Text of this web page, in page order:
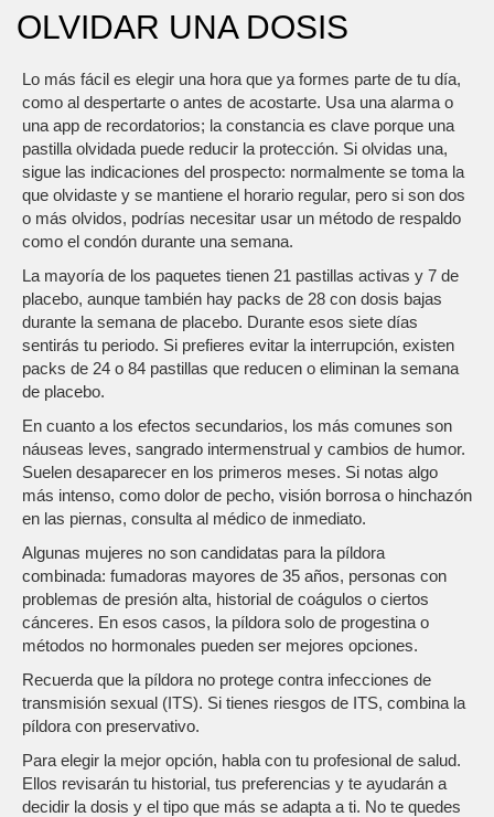
OLVIDAR UNA DOSIS
Lo más fácil es elegir una hora que ya formes parte de tu día,
como al despertarte o antes de acostarte. Usa una alarma o
una app de recordatorios; la constancia es clave porque una
pastilla olvidada puede reducir la protección. Si olvidas una,
sigue las indicaciones del prospecto: normalmente se toma la
que olvidaste y se mantiene el horario regular, pero si son dos
o más olvidos, podrías necesitar usar un método de respaldo
como el condón durante una semana.
La mayoría de los paquetes tienen 21 pastillas activas y 7 de
placebo, aunque también hay packs de 28 con dosis bajas
durante la semana de placebo. Durante esos siete días
sentirás tu periodo. Si prefieres evitar la interrupción, existen
packs de 24 o 84 pastillas que reducen o eliminan la semana
de placebo.
En cuanto a los efectos secundarios, los más comunes son
náuseas leves, sangrado intermenstrual y cambios de humor.
Suelen desaparecer en los primeros meses. Si notas algo
más intenso, como dolor de pecho, visión borrosa o hinchazón
en las piernas, consulta al médico de inmediato.
Algunas mujeres no son candidatas para la píldora
combinada: fumadoras mayores de 35 años, personas con
problemas de presión alta, historial de coágulos o ciertos
cánceres. En esos casos, la píldora solo de progestina o
métodos no hormonales pueden ser mejores opciones.
Recuerda que la píldora no protege contra infecciones de
transmisión sexual (ITS). Si tienes riesgos de ITS, combina la
píldora con preservativo.
Para elegir la mejor opción, habla con tu profesional de salud.
Ellos revisarán tu historial, tus preferencias y te ayudarán a
decidir la dosis y el tipo que más se adapta a ti. No te quedes